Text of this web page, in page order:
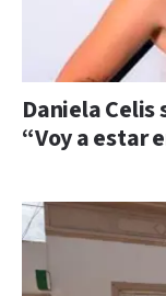
Daniela Celis
“Voy a estar